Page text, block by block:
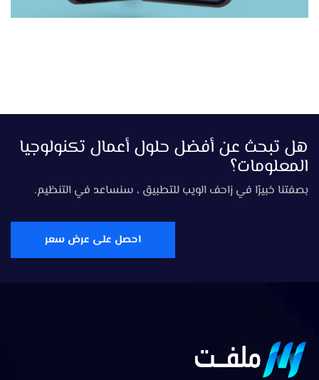
هل تبحث عن أفضل حلول أعمال تكنولوجيا
المعلومات؟
بصفتنا خبيرًا في زاحف الويب للتطبيق ، سنساعد في التنظيم.
احصل على عرض سعر